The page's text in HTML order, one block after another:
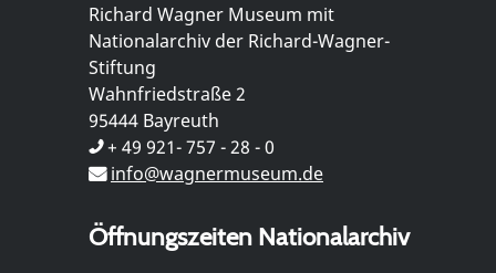
Richard Wagner Museum mit
Nationalarchiv der Richard-Wagner-
Stiftung
Wahnfriedstraße 2
95444 Bayreuth
+ 49 921- 757 - 28 - 0
info@wagnermuseum.de
Öffnungszeiten Nationalarchiv